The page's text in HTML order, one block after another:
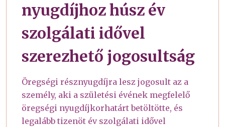
nyugdíjhoz húsz év
szolgálati idővel
szerezhető jogosultság
Öregségi résznyugdíjra lesz jogosult az a
személy, aki a születési évének megfelelő
öregségi nyugdíjkorhatárt betöltötte, és
legalább tizenöt év szolgálati idővel